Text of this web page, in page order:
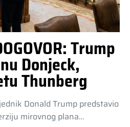
Trump
Donjeck,
Thunberg
Donald Trump predstavio
mirovnog plana…